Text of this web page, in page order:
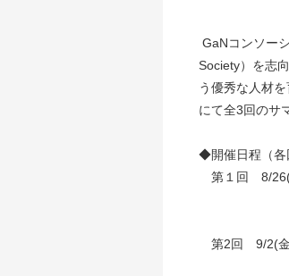
GaNコンソー
Society）を志
う優秀な人材
にて全3回のサ
◆開催日程（各
第１回 8/26(
III-V族化合
半導体レ
第2回 9/2(金)
高周波回